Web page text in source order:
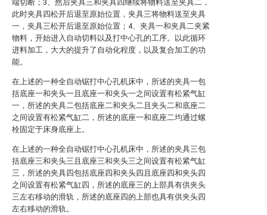
端切断；3、然后夹具三和夹具四继续将物料送至夹具二，
此时夹具四松开后退至原始位置，夹具三将物料送至夹具
一，夹具三松开后退至原始位置；4、夹具一和夹具二夹紧
物料，开始进入自动切料以及打中心孔的工序。以此循环
进料加工，大大的提升了自动化程度，以及复合加工的功
能。
在上述的一种全自动锯打中心孔机床中，所述的夹具一包
括底座一和夹头一且底座一和夹头一之间设置有松紧气缸
一，所述的夹具二包括底座二和夹头二且夹头二和底座二
之间设置有松紧气缸二，所述的底座一和底座二均通过螺
栓固定于床身底座上。
在上述的一种全自动锯打中心孔机床中，所述的夹具三包
括底座三和夹头三且底座三和夹头三之间设置有松紧气缸
三，所述的夹具四包括底座四和夹头四且底座四和夹头四
之间设置有松紧气缸四，所述的底座三的上部具有供夹头
三左右移动的滑轨，所述的底座四的上部也具有供夹头四
左右移动的滑轨。